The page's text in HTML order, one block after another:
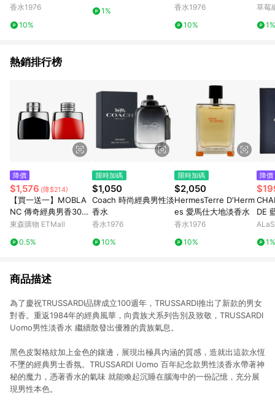
香水1976
10%
1%
STER
香水1976
10%
男
草莓
1%
熱銷排行榜
降價
$1,576 (降$214)
【買一送一】MOBLA
NC 傳奇經典男香30ml
+傳奇烈紅淡香精30ml
東森購物 ETMall
0.5%
限時加碼
$1,050
Coach 時尚經典男性淡
香水
香水1976
10%
限時加碼
$2,050
HermesTerre D'Herm
es 愛馬仕大地淡香水
香水1976
10%
降價
DE
1%
商品描述
為了慶祝TRUSSARDI品牌成立100週年，TRUSSARDI推出了新款的男女
對香。重返1984年的經典風華，向貴族犬系列告別及致敬，TRUSSARDI
Uomo男性淡香水 繼續散發出優雅的貴族氣息。
黑色皮製格紋加上金色的鑲邊，展現出極具內涵的質感，造就出這款永恆
不墜的經典男士香氛。TRUSSARDI Uomo 百年紀念款男性淡香水帶著神
秘的魔力，憑著香水的氣味 就能喚起沉睡在腦海中的一份記憶，充分展
現男性本色。